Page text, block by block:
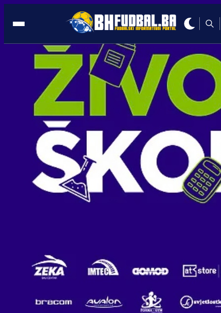
PROMO
08:53, 25.10.2024
Akcijska ponuda keš kredita NLB
Treba biti spreman na velike stvari